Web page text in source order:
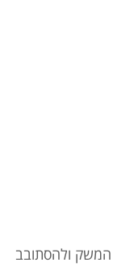
המשק ולהסתובב